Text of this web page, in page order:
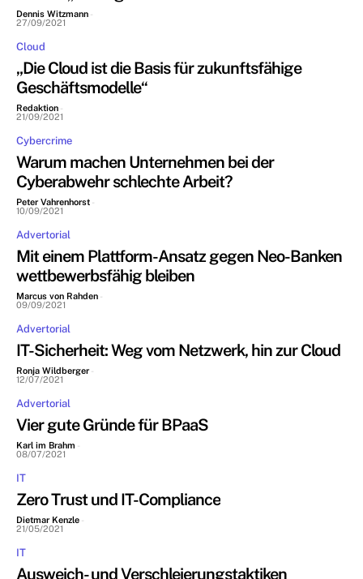
Dennis Witzmann -
27/09/2021
Cloud
„Die Cloud ist die Basis für zukunftsfähige
Geschäftsmodelle“
Redaktion -
21/09/2021
Cybercrime
Warum machen Unternehmen bei der
Cyberabwehr schlechte Arbeit?
Peter Vahrenhorst -
10/09/2021
Advertorial
Mit einem Plattform-Ansatz gegen Neo-Banken
wettbewerbsfähig bleiben
Marcus von Rahden -
09/09/2021
Advertorial
IT-Sicherheit: Weg vom Netzwerk, hin zur Cloud
Ronja Wildberger -
12/07/2021
Advertorial
Vier gute Gründe für BPaaS
Karl im Brahm -
08/07/2021
IT
Zero Trust und IT-Compliance
Dietmar Kenzle -
21/05/2021
IT
Ausweich- und Verschleierungstaktiken